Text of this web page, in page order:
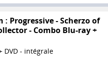
Progressive - Scherzo of
- Combo Blu-ray +
DVD - intégrale